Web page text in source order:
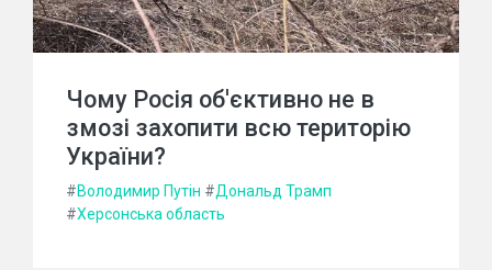
Чому Росія об'єктивно не в
змозі захопити всю територію
України?
#Володимир Путін #Дональд Трамп
#Херсонська область